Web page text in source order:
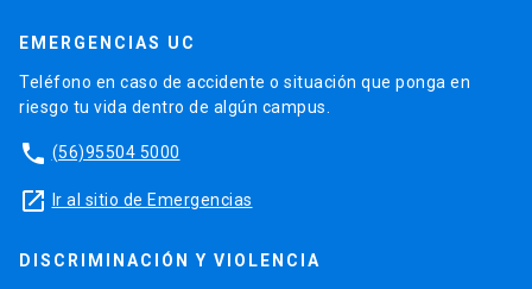
EMERGENCIAS UC
Teléfono en caso de accidente o situación que ponga en
riesgo tu vida dentro de algún campus.
phone (56)95504 5000
launch Ir al sitio de Emergencias
DISCRIMINACIÓN Y VIOLENCIA